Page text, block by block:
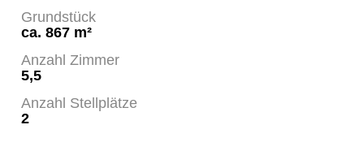
Grundstück
ca. 867 m²
Anzahl Zimmer
5,5
Anzahl Stellplätze
2